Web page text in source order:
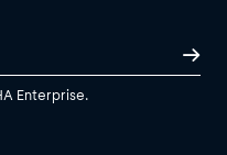
Enterprise.